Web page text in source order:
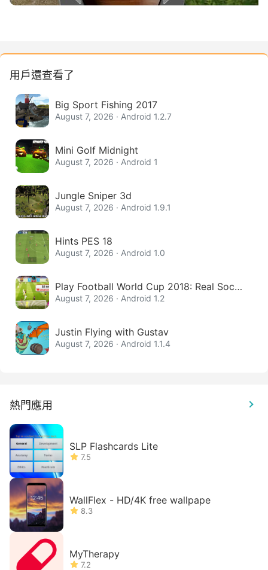
用戶還查看了
Big Sport Fishing 2017
August 7, 2026 · Android 1.2.7
Mini Golf Midnight
August 7, 2026 · Android 1
Jungle Sniper 3d
August 7, 2026 · Android 1.9.1
Hints PES 18
August 7, 2026 · Android 1.0
Play Football World Cup 2018: Real Socce
r League
August 7, 2026 · Android 1.2
Justin Flying with Gustav
August 7, 2026 · Android 1.1.4
熱門應用
SLP Flashcards Lite
7.5
WallFlex - HD/4K free wallpape
8.3
MyTherapy
7.2